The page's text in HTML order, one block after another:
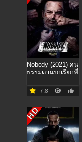
Nobody (2021) คน
ธรรมดานรกเรียกพี่
7.8
HD